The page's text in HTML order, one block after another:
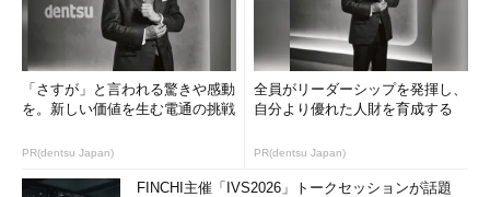
「さすが」と言われる驚きや感動
を。新しい価値を生む電通の挑戦
PR(dentsu Japan)
全員がリーダーシップを発揮し、
自分より優れた人財を育成する
PR(dentsu Japan)
FINCHI主催「IVS2026」トークセッションが話題